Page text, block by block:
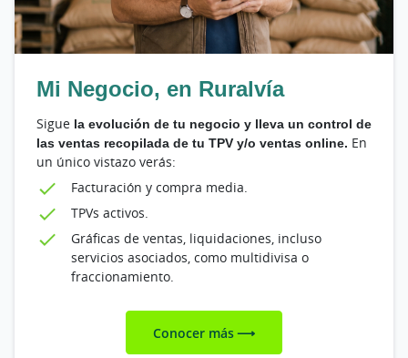
Mi Negocio, en Ruralvía
Sigue la evolución de tu negocio y lleva un control de
las ventas recopilada de tu TPV y/o ventas online. En
un único vistazo verás:
Facturación y compra media.
TPVs activos.
Gráficas de ventas, liquidaciones, incluso
servicios asociados, como multidivisa o
fraccionamiento.
Conocer más